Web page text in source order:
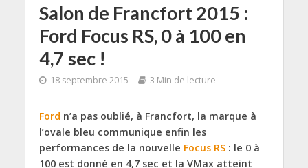
Salon de Francfort 2015 :
Ford Focus RS, 0 à 100 en
4,7 sec !
18 septembre 2015 3 Min de lecture
Ford n’a pas oublié, à Francfort, la marque à
l’ovale bleu communique enfin les
performances de la nouvelle Focus RS: le 0 à
100 est donné en 4,7 sec et la VMax atteint